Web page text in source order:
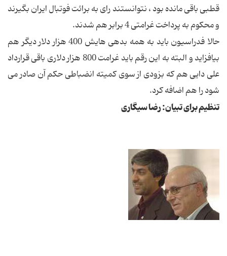
قطبی باقی مانده بود ، نتوانستند رای به برائت فوتبال ایران بگیرند
و محکوم به پرداخت غرامتی 4 برابر هم شدند.
حالا فدراسیون باید به همه بدهی هایش 400 هزار دلار دیگر هم
بیافزاید و البته به این رقم باید غرامت 800 هزار دلاری باقی قرارداد
علی دایی هم که بزودی از سوی کمیته انضباطی حکم آن صادر می
شود را هم اضافه کرد.
تنظیم برای تبیان: رضا سیگاری